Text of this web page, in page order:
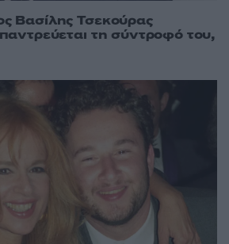
Βασίλης Τσεκούρας
τη σύντροφό του,